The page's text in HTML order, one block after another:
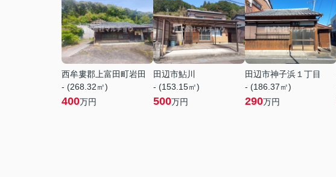
西牟婁郡上富田町岩田
- (268.32㎡)
400万円
田辺市鮎川
- (153.15㎡)
500万円
田辺市神子浜１丁目
- (186.37㎡)
290万円